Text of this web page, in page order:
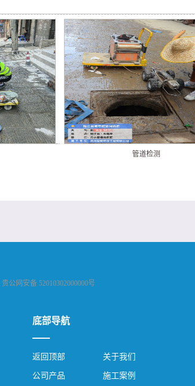
管道检测
贵公网安备 52010302000000号
底部导航
返回顶部 关于我们
公司产品 施工案例